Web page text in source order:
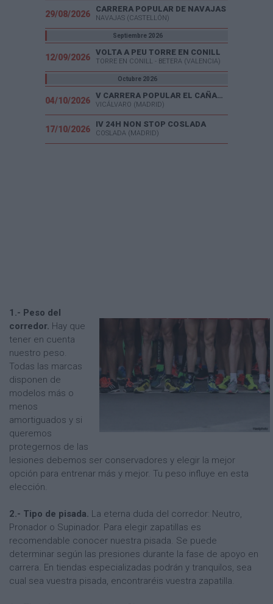
29/08/2026
CARRERA POPULAR DE NAVAJAS
NAVAJAS (CASTELLÓN)
Septiembre 2026
12/09/2026
VOLTA A PEU TORRE EN CONILL
TORRE EN CONILL - BETERA (VALENCIA)
Octubre 2026
04/10/2026
V CARRERA POPULAR EL CAÑAVERAL
VICÁLVARO (MADRID)
17/10/2026
IV 24H NON STOP COSLADA
COSLADA (MADRID)
1.- Peso del
corredor. Hay que
tener en cuenta
nuestro peso.
Todas las marcas
disponen de
modelos más o
menos
amortiguados y si
queremos
protegernos de las
lesiones debemos ser conservadores y elegir la mejor
opción para entrenar más y mejor. Tu peso influye en esta
elección.
2.- Tipo de pisada. La eterna duda del corredor: Neutro,
Pronador o Supinador. Para elegir zapatillas es
recomendable conocer nuestra pisada. Se puede
determinar según las presiones durante la fase de apoyo en
carrera. En tiendas especializadas podrán y tranquilos, sea
cual sea vuestra pisada, encontraréis vuestra zapatilla.